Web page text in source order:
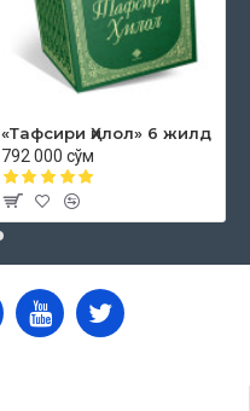
«Тафсири Ҳилол» 6 жилд
792 000 сўм